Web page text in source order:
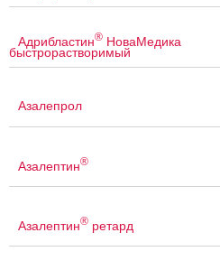
Адрибластин® НоваМедика
быстрорастворимый
Азалепрол
Азалептин®
Азалептин® ретард